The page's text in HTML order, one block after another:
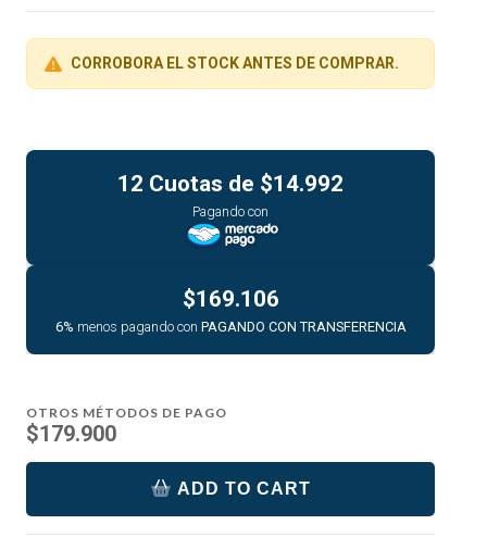
CORROBORA EL STOCK ANTES DE COMPRAR.
12 Cuotas de $14.992
Pagando con
$169.106
6% menos pagando con PAGANDO CON TRANSFERENCIA
OTROS MÉTODOS DE PAGO
$179.900
ADD TO CART